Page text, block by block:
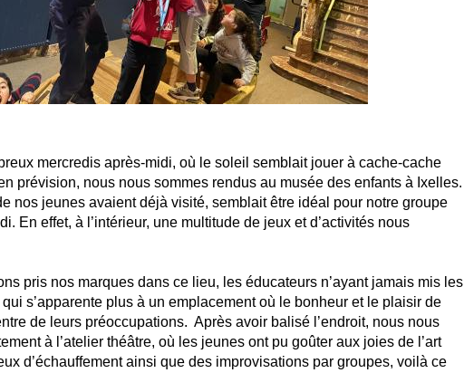
mercredis après-midi, où le soleil semblait jouer à cache-cache
prévision, nous nous sommes rendus au musée des enfants à Ixelles.
nos jeunes avaient déjà visité, semblait être idéal pour notre groupe
En effet, à l’intérieur, une multitude de jeux et d’activités nous
pris nos marques dans ce lieu, les éducateurs n’ayant jamais mis les
s’apparente plus à un emplacement où le bonheur et le plaisir de
de leurs préoccupations. Après avoir balisé l’endroit, nous nous
à l’atelier théâtre, où les jeunes ont pu goûter aux joies de l’art
d’échauffement ainsi que des improvisations par groupes, voilà ce